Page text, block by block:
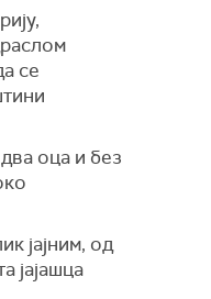
се
оца и без
јајним, од
јајашца